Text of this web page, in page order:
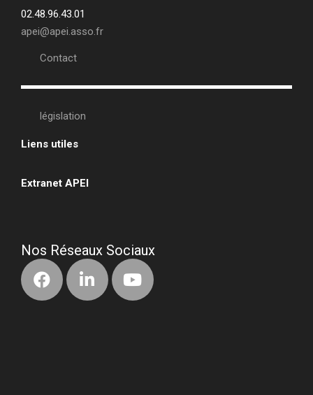
02.48.96.43.01
apei@apei.asso.fr
Contact
législation
Liens utiles
Extranet APEI
Nos Réseaux Sociaux